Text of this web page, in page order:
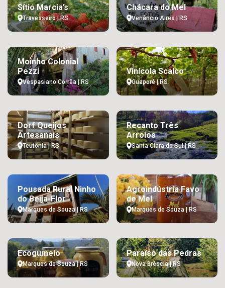
Sítio Marcia’s
Travesseiro | RS
Chácara do Mel
Venâncio Aires | RS
Moinho Colonial
Pezzi
Vespasiano Corrêa | RS
Vinícola Scalco
Guaporé | RS
Dorf Queijos
Artesanais
Teutônia | RS
Recanto Três
Arroios
Santa Clara do Sul | RS
Pousada Rural Ninho
do Beija-Flor
Marques de Souza | RS
Agroindústria Favo
de Mel
Marques de Souza | RS
Ecogumelo
Marques de Souza | RS
Paraíso das Pedras
Nova Bréscia | RS